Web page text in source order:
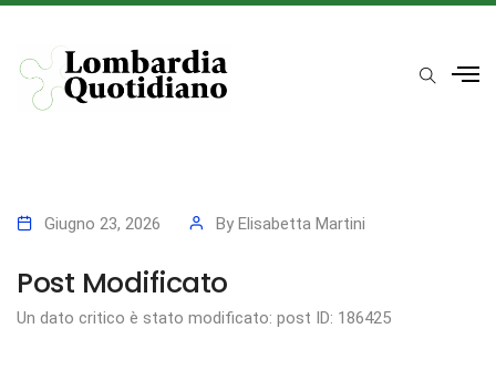
Giugno 23, 2026 By Elisabetta Martini
Post Modificato
Un dato critico è stato modificato: post ID: 186425